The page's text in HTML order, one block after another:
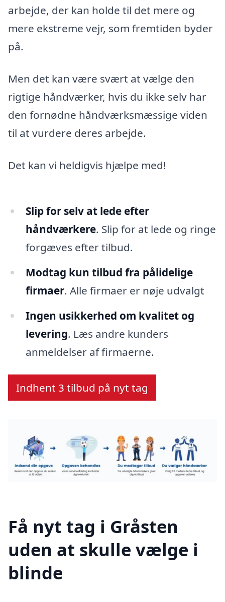
arbejde, der kan holde til det mere og
mere ekstreme vejr, som fremtiden byder
på.
Men det kan være svært at vælge den
rigtige håndværker, hvis du ikke selv har
den fornødne håndværksmæssige viden
til at vurdere deres arbejde.
Det kan vi heldigvis hjælpe med!
Slip for selv at lede efter
håndværkere. Slip for at lede og ringe
forgæves efter tilbud.
Modtag kun tilbud fra pålidelige
firmaer. Alle firmaer er nøje udvalgt
Ingen usikkerhed om kvalitet og
levering. Læs andre kunders
anmeldelser af firmaerne.
Indhent 3 tilbud på nyt tag
Få nyt tag i Gråsten
uden at skulle vælge i
blinde